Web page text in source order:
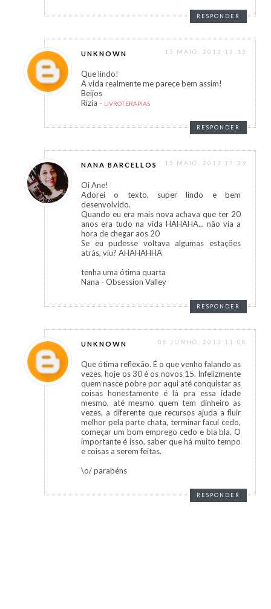
RESPONDER
UNKNOWN 15 MAIO, 2013 13:13
Que lindo!
A vida realmente me parece bem assim!
Beijos
Rizia - LIVROTERAPIAS
RESPONDER
NANA BARCELLOS 15 MAIO, 2013 17:39
Oi Ane!
Adorei o texto, super lindo e bem
desenvolvido.
Quando eu era mais nova achava que ter 20
anos era tudo na vida HAHAHA... não via a
hora de chegar aos 20
Se eu pudesse voltava algumas estações
atrás, viu? AHAHAHHA
tenha uma ótima quarta
Nana - Obsession Valley
RESPONDER
UNKNOWN 05 JUNHO, 2013 11:08
Que ótima reflexão. É o que venho falando as
vezes, hoje os 30 é os novos 15. Infelizmente
quem nasce pobre por aqui até conquistar as
coisas honestamente é lá pra essa idade
mesmo, até mesmo quem tem dinheiro as
vezes, a diferente que recursos ajuda a fluir
melhor pela parte chata, terminar facul cedo,
começar um bom emprego cedo e bla bla. O
importante é isso, saber que há muito tempo
e coisas a serem feitas.
\o/ parabéns
RESPONDER